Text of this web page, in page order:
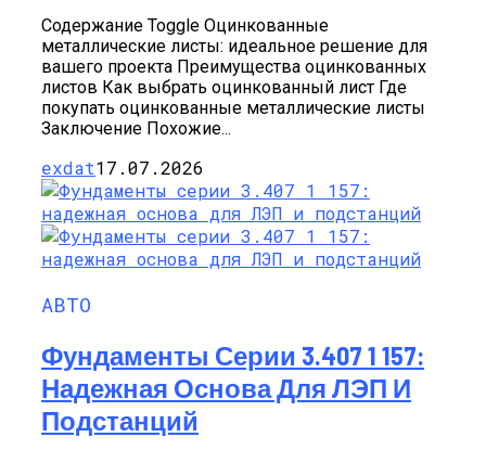
Содержание Toggle Оцинкованные
металлические листы: идеальное решение для
вашего проекта Преимущества оцинкованных
листов Как выбрать оцинкованный лист Где
покупать оцинкованные металлические листы
Заключение Похожие...
exdat17.07.2026
АВТО
Фундаменты Серии 3.407 1 157:
Надежная Основа Для ЛЭП И
Подстанций